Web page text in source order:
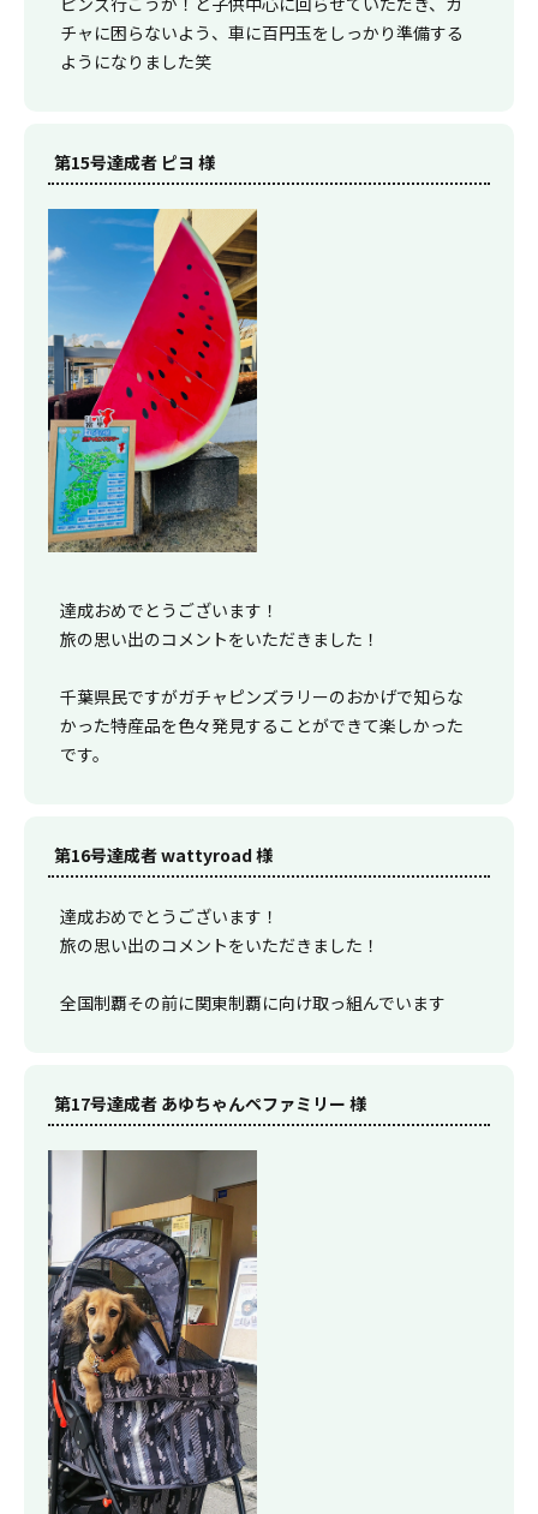
チャに困らないよう、車に百円玉をしっかり準備する
ようになりました笑
第15号達成者 ピヨ 様
達成おめでとうございます！
旅の思い出のコメントをいただきました！
千葉県民ですがガチャピンズラリーのおかげで知らな
かった特産品を色々発見することができて楽しかった
です。
第16号達成者 wattyroad 様
達成おめでとうございます！
旅の思い出のコメントをいただきました！
全国制覇その前に関東制覇に向け取っ組んでいます
第17号達成者 あゆちゃんペファミリー 様